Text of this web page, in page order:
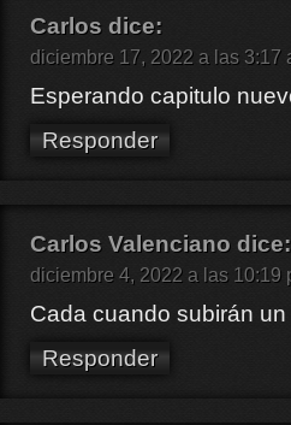
Carlos dice:
diciembre 17, 2022 a las 3:17
Esperando capitulo
Responder
Carlos Valenciano dice:
diciembre 4, 2022 a las 10:19
Cada cuando subirán
Responder